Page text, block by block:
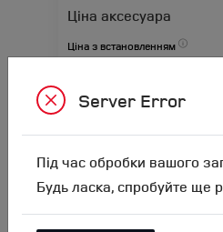
(-2021)
Ціна аксесуара
Ціна з встановленням
Server Error
Під час обробки вашого
Будь ласка, спробуйте ще